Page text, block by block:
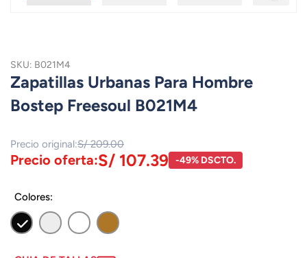
SKU: B021M4
Zapatillas Urbanas Para Hombre
Bostep Freesoul B021M4
Precio original:S/ 209.00
Precio oferta:S/ 107.39 -49% DSCTO.
Colores: